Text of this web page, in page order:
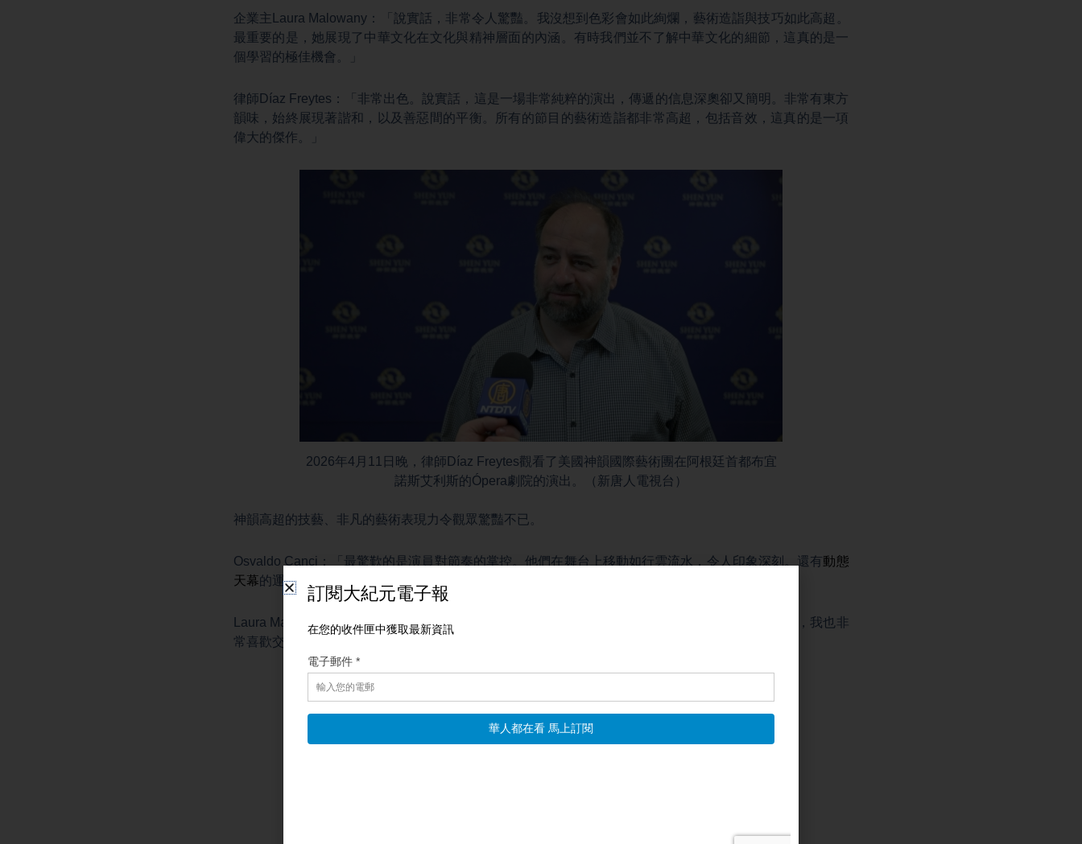
企業主Laura Malowany：「說實話，非常令人驚豔。我沒想到色彩會如此絢爛，藝術造詣與技巧如此高超。
最重要的是，她展現了中華文化在文化與精神層面的內涵。有時我們並不了解中華文化的細節，這真的是一
個學習的極佳機會。」
律師Díaz Freytes：「非常出色。說實話，這是一場非常純粹的演出，傳遞的信息深奧卻又簡明。非常有東方
韻味，始終展現著諧和，以及善惡間的平衡。所有的節目的藝術造詣都非常高超，包括音效，這真的是一項
偉大的傑作。」
2026年4月11日晚，律師Díaz Freytes觀看了美國神韻國際藝術團在阿根廷首都布宜
諾斯艾利斯的Ópera劇院的演出。（新唐人電視台）
神韻高超的技藝、非凡的藝術表現力令觀眾驚豔不已。
Osvaldo Canci：「最驚歎的是演員對節奏的掌控。他們在舞台上移動如行雲流水，令人印象深刻。還有動態
天幕的運用，演員在天幕與舞台間穿梭自如，非常漂亮，真的強烈推薦。」
Laura Malowany：「我非常喜歡女高音歌唱家的演唱，她的表現力令人震撼，超乎我的預期。另外，我也非
常喜歡交響樂團，音樂完美地、無懈可擊地契合了舞蹈演員們想要傳遞的信息，我真的很喜歡。」